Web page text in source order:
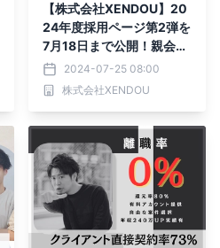
【株式会社XENDOU】20
24年度採用ページ第2弾を
7月18日まで公開！親会社
との連携を原動力に採用を
強化！
2024-07-25 08:00
株式会社XENDOU